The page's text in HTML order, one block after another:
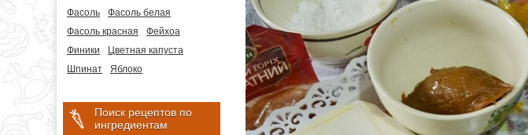
Фасоль
Фасоль белая
Фасоль красная
Фейхоа
Финики
Цветная капуста
Шпинат
Яблоко
Поиск рецептов по
ингредиентам